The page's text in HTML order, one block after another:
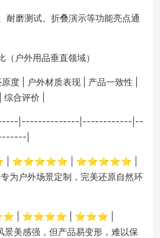
耐磨测试、折叠演示等功能亮点通
户外用品垂直领域）
度 | 户外材质表现 | 产品一致性 |
合评价 |
|--------------|------------|--
|
| ⭐⭐⭐⭐⭐ | ⭐⭐⭐⭐⭐ |
户外场景定制，完美还原自然环
| ⭐⭐⭐⭐ | ⭐⭐⭐ |
美感强，但产品易变形，难以保